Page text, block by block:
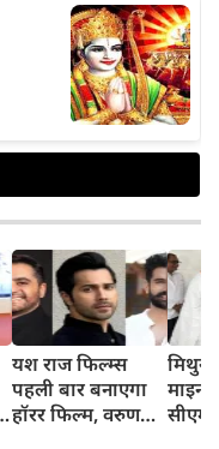
यश राज फिल्म्स
पहली बार बनाएगा
हॉरर फिल्म, वरुण
मिथुन
सीएम